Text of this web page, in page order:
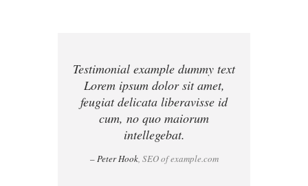
Testimonial example dummy text
Lorem ipsum dolor sit amet,
feugiat delicata liberavisse id
cum, no quo maiorum
intellegebat.
– Peter Hook, SEO of example.com
2
3
1
2
3
4